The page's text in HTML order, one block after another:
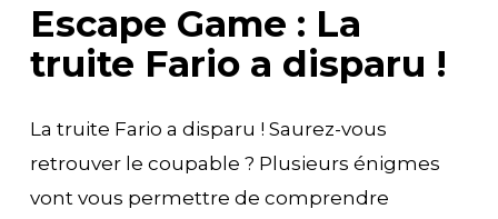
Escape Game : La
truite Fario a disparu !
La truite Fario a disparu ! Saurez-vous
retrouver le coupable ? Plusieurs énigmes
vont vous permettre de comprendre